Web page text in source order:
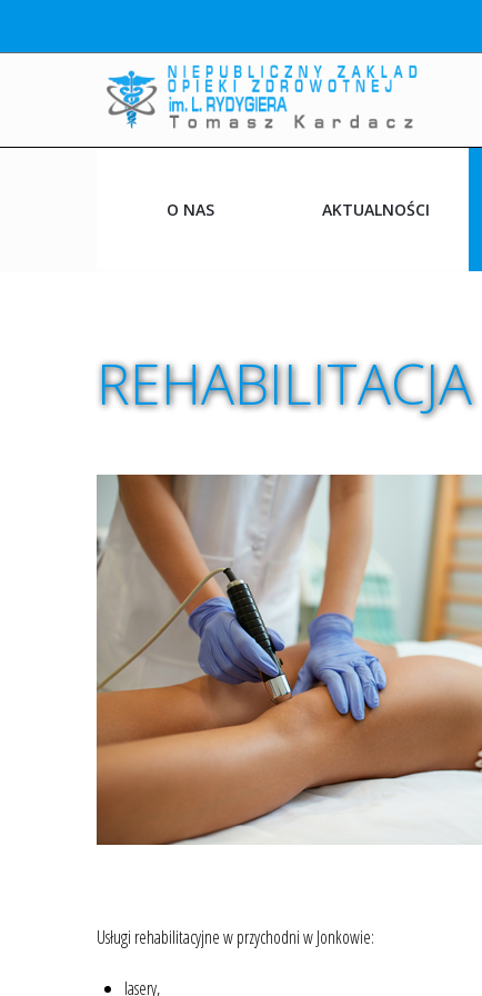
O NAS
NASI LEKARZE
AKTUALNOŚCI
REHABILITACJA
Usługi rehabilitacyjne w przychodni w Jonkowie:
lasery,